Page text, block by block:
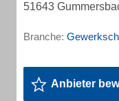
51643
Branche:
Anbieter